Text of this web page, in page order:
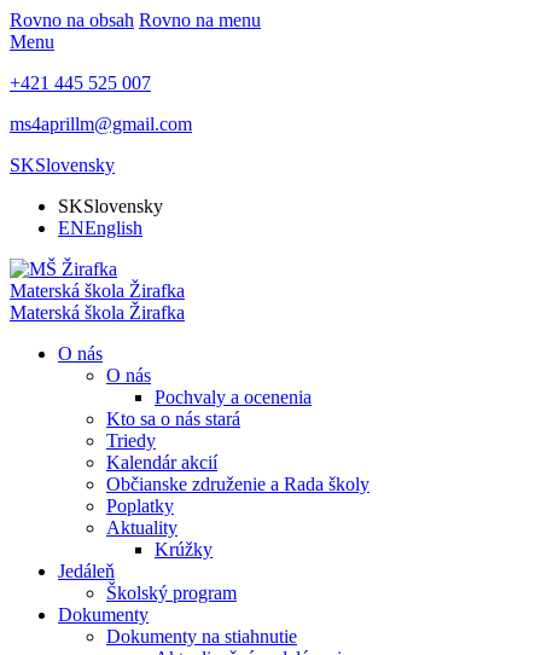
Rovno na obsah Rovno na menu
Menu
+421 445 525 007
ms4aprillm@gmail.com
SKSlovensky
SKSlovensky
ENEnglish
Materská škola Žirafka
Materská škola Žirafka
O nás
O nás
Pochvaly a ocenenia
Kto sa o nás stará
Triedy
Kalendár akcií
Občianske združenie a Rada školy
Poplatky
Aktuality
Krúžky
Jedáleň
Školský program
Dokumenty
Dokumenty na stiahnutie